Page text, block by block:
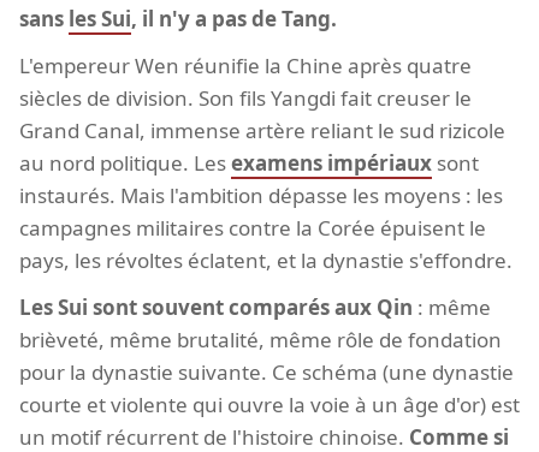
sans les Sui, il n'y a pas de Tang.
L'empereur Wen réunifie la Chine après quatre
siècles de division. Son fils Yangdi fait creuser le
Grand Canal, immense artère reliant le sud rizicole
au nord politique. Lesexamens impériaux sont
instaurés. Mais l'ambition dépasse les moyens : les
campagnes militaires contre la Corée épuisent le
pays, les révoltes éclatent, et la dynastie s'effondre.
Les Sui sont souvent comparés aux Qin : même
brièveté, même brutalité, même rôle de fondation
pour la dynastie suivante. Ce schéma (une dynastie
courte et violente qui ouvre la voie à un âge d'or) est
un motif récurrent de l'histoire chinoise. Comme si